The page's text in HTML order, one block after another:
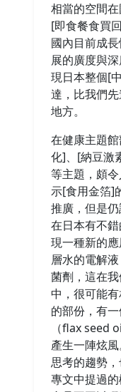
相當的空間
[即食餐食買
國內目前成
展的廣度與
現日本整個[
達，比我們
地方。
在健康主題
化]、[納豆激
等主題，頗
示[食用金箔]
推廣，但是
在日本有不
現一種新的
層水的電解
菌劑，這在
中，很可能
的部份，有
（flax seed
產生一陣炫
思考的趨勢
專文中提過